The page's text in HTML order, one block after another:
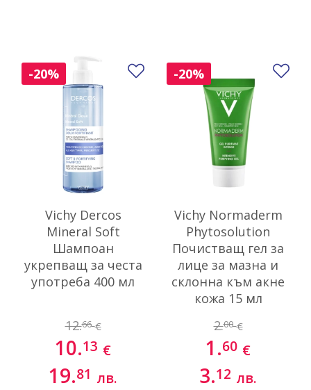
Vichy Dercos
Mineral Soft
Шампоан
укрепващ за честа
употреба 400 мл
12.66 €
10.13 €
19.81 лв.
-20% Добави в любими
Vichy Normaderm
Phytosolution
Почистващ гел за
лице за мазна и
склонна към акне
кожа 15 мл
2.00 €
1.60 €
3.12 лв.
-20%